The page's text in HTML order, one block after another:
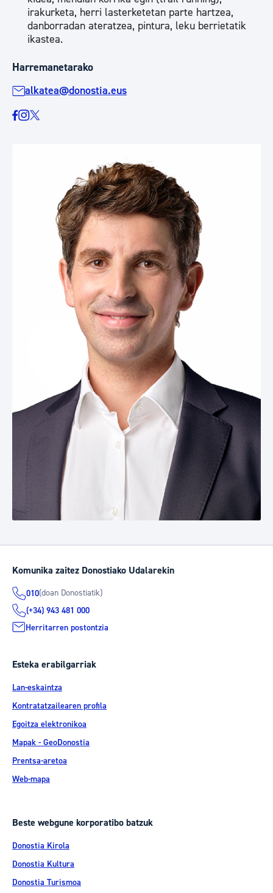
irakurketa, herri lasterketetan parte hartzea,
danborradan ateratzea, pintura, leku berrietatik
ikastea.
Harremanetarako
alkatea@donostia.eus
Komunika zaitez Donostiako Udalarekin
010(doan Donostiatik)
(+34) 943 481 000
Herritarren postontzia
Esteka erabilgarriak
Lan-eskaintza
Kontratatzailearen profila
Egoitza elektronikoa
Mapak - GeoDonostia
Prentsa-aretoa
Web-mapa
Beste webgune korporatibo batzuk
Donostia Kirola
Donostia Kultura
Donostia Turismoa